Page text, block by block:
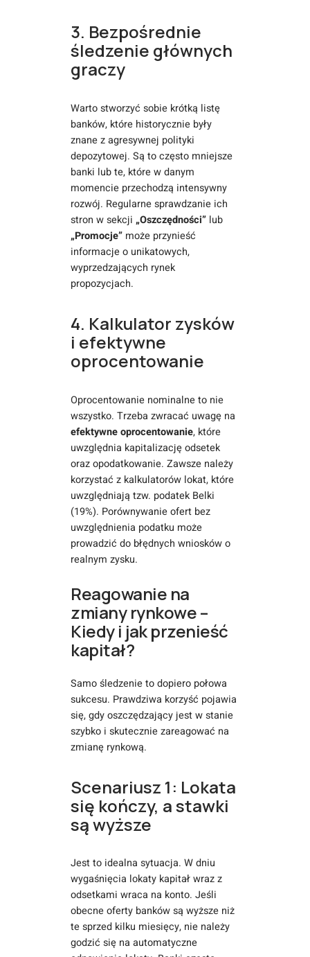
3. Bezpośrednie
śledzenie głównych
graczy
Warto stworzyć sobie krótką listę
banków, które historycznie były
znane z agresywnej polityki
depozytowej. Są to często mniejsze
banki lub te, które w danym
momencie przechodzą intensywny
rozwój. Regularne sprawdzanie ich
stron w sekcji „Oszczędności” lub
„Promocje” może przynieść
informacje o unikatowych,
wyprzedzających rynek
propozycjach.
4. Kalkulator zysków
i efektywne
oprocentowanie
Oprocentowanie nominalne to nie
wszystko. Trzeba zwracać uwagę na
efektywne oprocentowanie, które
uwzględnia kapitalizację odsetek
oraz opodatkowanie. Zawsze należy
korzystać z kalkulatorów lokat, które
uwzględniają tzw. podatek Belki
(19%). Porównywanie ofert bez
uwzględnienia podatku może
prowadzić do błędnych wniosków o
realnym zysku.
Reagowanie na
zmiany rynkowe –
Kiedy i jak przenieść
kapitał?
Samo śledzenie to dopiero połowa
sukcesu. Prawdziwa korzyść pojawia
się, gdy oszczędzający jest w stanie
szybko i skutecznie zareagować na
zmianę rynkową.
Scenariusz 1: Lokata
się kończy, a stawki
są wyższe
Jest to idealna sytuacja. W dniu
wygaśnięcia lokaty kapitał wraz z
odsetkami wraca na konto. Jeśli
obecne oferty banków są wyższe niż
te sprzed kilku miesięcy, nie należy
godzić się na automatyczne